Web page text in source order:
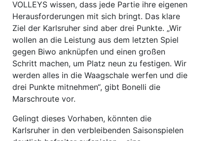
VOLLEYS wissen, dass jede Partie ihre eigenen
Herausforderungen mit sich bringt. Das klare
Ziel der Karlsruher sind aber drei Punkte. „Wir
wollen an die Leistung aus dem letzten Spiel
gegen Biwo anknüpfen und einen großen
Schritt machen, um Platz neun zu festigen. Wir
werden alles in die Waagschale werfen und die
drei Punkte mitnehmen“, gibt Bonelli die
Marschroute vor.
Gelingt dieses Vorhaben, könnten die
Karlsruher in den verbleibenden Saisonspielen